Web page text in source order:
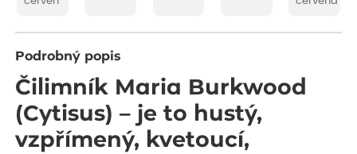
Podrobný popis
Čilimník Maria Burkwood
(Cytisus) – je to hustý,
vzpřímený, kvetoucí,